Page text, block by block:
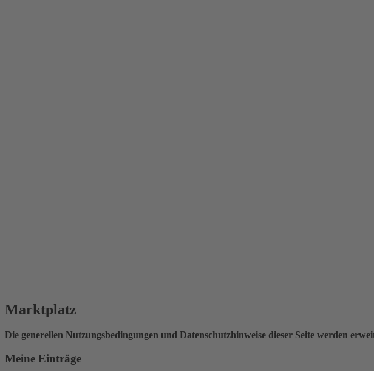
Marktplatz
Die generellen Nutzungsbedingungen und Datenschutzhinweise dieser Seite werden
Meine Einträge